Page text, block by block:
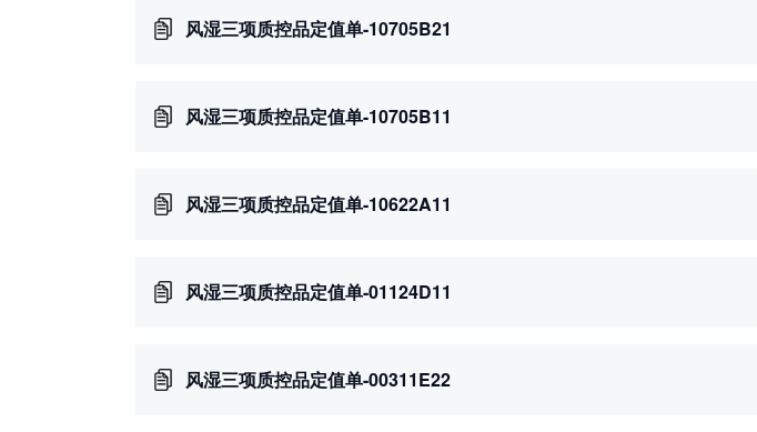
风湿三项质控品定值单-10705B21
风湿三项质控品定值单-10705B11
风湿三项质控品定值单-10622A11
风湿三项质控品定值单-01124D11
风湿三项质控品定值单-00311E22